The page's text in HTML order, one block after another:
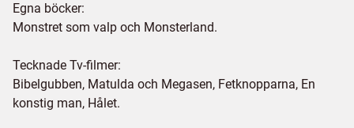
Egna böcker:
Monstret som valp och Monsterland.
Tecknade Tv-filmer:
Bibelgubben, Matulda och Megasen, Fetknopparna, En
konstig man, Hålet.